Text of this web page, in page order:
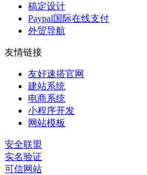
稿定设计
Paypal国际在线支付
外贸导航
友情链接
友好速搭官网
建站系统
电商系统
小程序开发
网站模板
安全联盟
实名验证
可信网站